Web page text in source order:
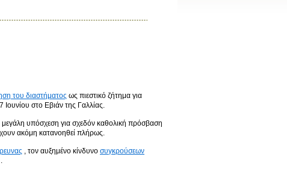
του διαστήματος ως πιεστικό ζήτημα για
στο Εβιάν της Γαλλίας.
μεγάλη υπόσχεση για σχεδόν καθολική πρόσβαση
ακόμη κατανοηθεί πλήρως.
, τον αυξημένο κίνδυνο συγκρούσεων
.